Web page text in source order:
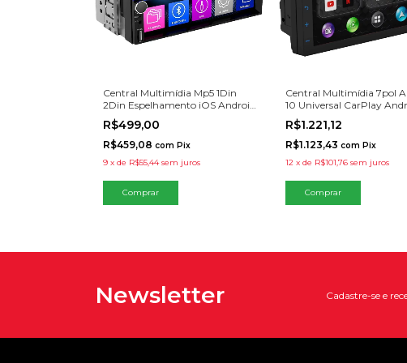
Central Multimídia Mp5 1Din
2Din Espelhamento iOS Android
BT
R$499,00
R$459,08 com Pix
9 x de R$55,44 sem juros
Central Multimídia 7pol
10 Universal CarPlay
Auto Espelhamento 2GB
R$1.221,12
R$1.123,43 com Pix
12 x de R$101,76 sem juros
Newsletter Cadastre-se e